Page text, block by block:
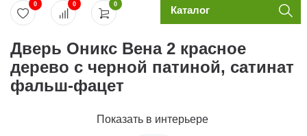
0
0 0 Каталог
Дверь Оникс Вена 2 красное
дерево с черной патиной, сатинат
фальш-фацет
Показать в интерьере